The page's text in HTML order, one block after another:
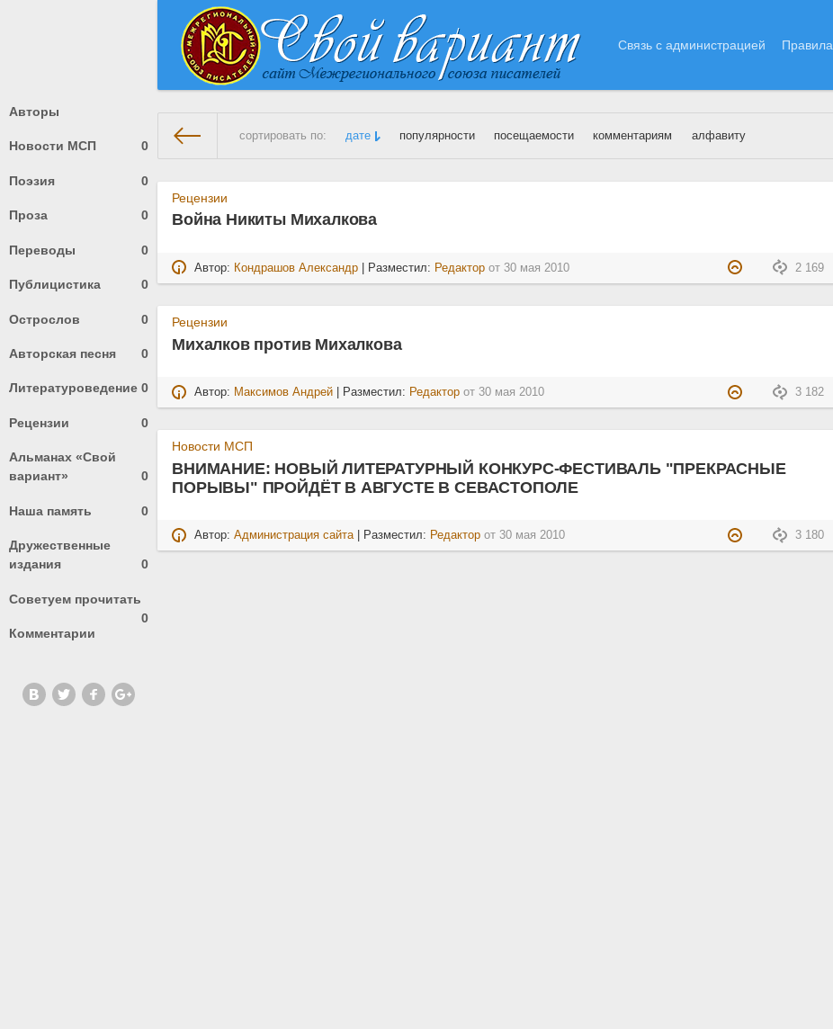
Связь с администрацией Правила
Авторы
Новости МСП 0
Поэзия 0
Проза 0
Переводы 0
Публицистика 0
Острослов 0
Авторская песня 0
Литературоведение 0
Рецензии 0
Альманах «Свой
вариант»
0
Наша память 0
Дружественные
издания
0
Советуем прочитать
0
Комментарии
сортировать по: дате популярности посещаемости комментариям алфавиту
На главную» Материалы за 30.05.2010
Рецензии
Война Никиты Михалкова
2 169
Автор: Кондрашов Александр | Разместил: Редактор от 30 мая 2010
Рецензии
Михалков против Михалкова
3 182
Автор: Максимов Андрей | Разместил: Редактор от 30 мая 2010
Новости МСП
ВНИМАНИЕ: НОВЫЙ ЛИТЕРАТУРНЫЙ КОНКУРС-ФЕСТИВАЛЬ "ПРЕКРАСНЫЕ
ПОРЫВЫ" ПРОЙДЁТ В АВГУСТЕ В СЕВАСТОПОЛЕ
3 180
Автор:Администрация сайта| Разместил: Редактор от 30 мая 2010